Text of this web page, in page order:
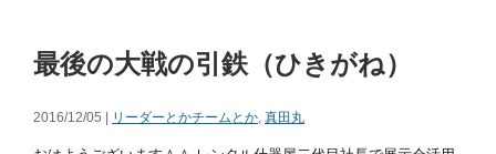
最後の大戦の引鉄（ひきがね）
2016/12/05 | リーダーとかチームとか, 真田丸